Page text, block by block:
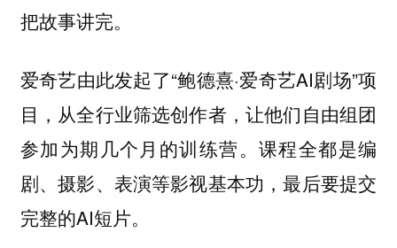
把故事讲完。
爱奇艺由此发起了“鲍德熹·爱奇艺AI剧场”项
目，从全行业筛选创作者，让他们自由组团
参加为期几个月的训练营。课程全都是编
剧、摄影、表演等影视基本功，最后要提交
完整的AI短片。